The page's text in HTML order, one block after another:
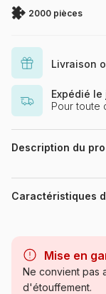
2000 pièces
Livraison
Expédié le
Pour toute
Description du
Puzzle 2000
série Cartoon Boîte
Loup - Dimensions
les procédures
Caractéristiques
Catégorie
Mise en
Ne convient pas
d'étouffement.